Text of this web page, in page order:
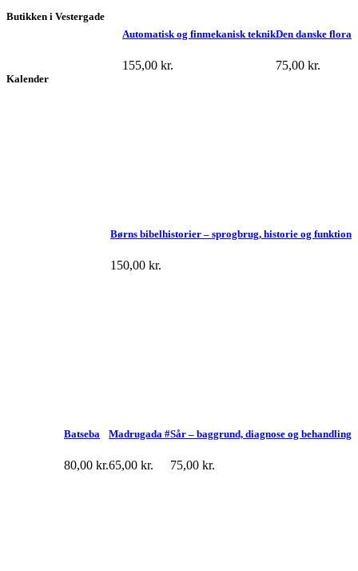
Den danske flora
75,00 kr.
Automatisk og finmekanisk teknik
155,00 kr.
Børns bibelhistorier – sprogbrug, historie og funktion
150,00 kr.
Sår – baggrund, diagnose og behandling
75,00 kr.
Madrugada #
65,00 kr.
Batseba
80,00 kr.
Butikken i Vestergade
Kalender